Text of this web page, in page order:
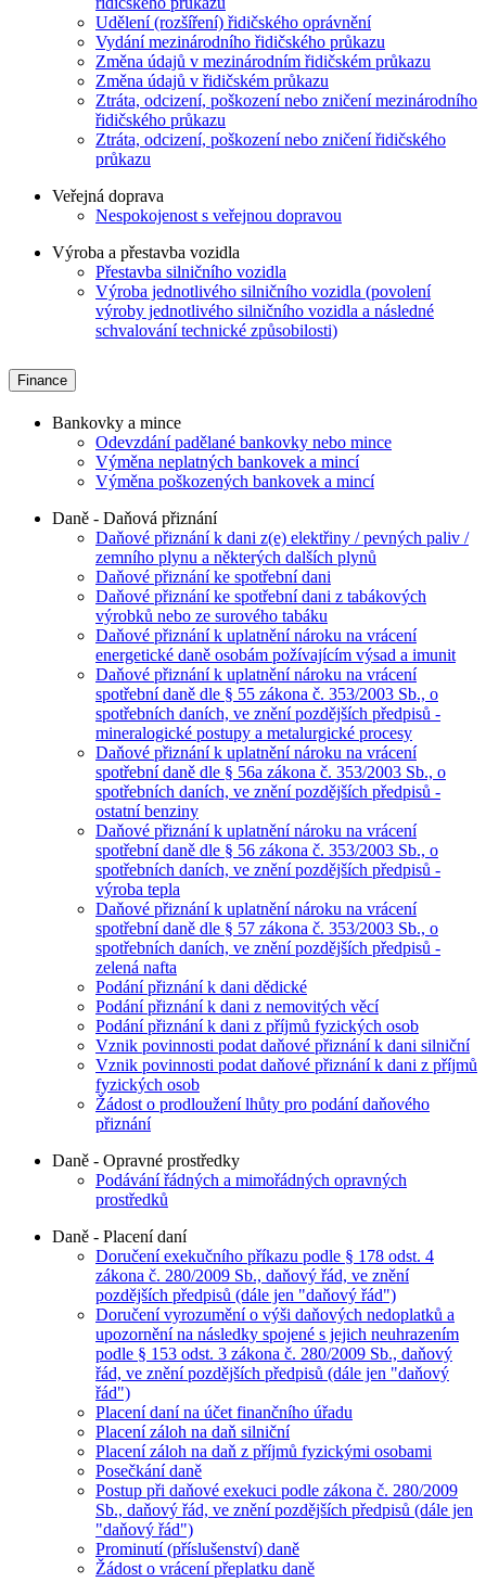
Udělení (rozšíření) řidičského oprávnění
Vydání mezinárodního řidičského průkazu
Změna údajů v mezinárodním řidičském průkazu
Změna údajů v řidičském průkazu
Ztráta, odcizení, poškození nebo zničení mezinárodního
řidičského průkazu
Ztráta, odcizení, poškození nebo zničení řidičského
průkazu
Veřejná doprava
Nespokojenost s veřejnou dopravou
Výroba a přestavba vozidla
Přestavba silničního vozidla
Výroba jednotlivého silničního vozidla (povolení
výroby jednotlivého silničního vozidla a následné
schvalování technické způsobilosti)
Finance
Bankovky a mince
Odevzdání padělané bankovky nebo mince
Výměna neplatných bankovek a mincí
Výměna poškozených bankovek a mincí
Daně - Daňová přiznání
Daňové přiznání k dani z(e) elektřiny / pevných paliv /
zemního plynu a některých dalších plynů
Daňové přiznání ke spotřební dani
Daňové přiznání ke spotřební dani z tabákových
výrobků nebo ze surového tabáku
Daňové přiznání k uplatnění nároku na vrácení
energetické daně osobám požívajícím výsad a imunit
Daňové přiznání k uplatnění nároku na vrácení
spotřební daně dle § 55 zákona č. 353/2003 Sb., o
spotřebních daních, ve znění pozdějších předpisů -
mineralogické postupy a metalurgické procesy
Daňové přiznání k uplatnění nároku na vrácení
spotřební daně dle § 56a zákona č. 353/2003 Sb., o
spotřebních daních, ve znění pozdějších předpisů -
ostatní benziny
Daňové přiznání k uplatnění nároku na vrácení
spotřební daně dle § 56 zákona č. 353/2003 Sb., o
spotřebních daních, ve znění pozdějších předpisů -
výroba tepla
Daňové přiznání k uplatnění nároku na vrácení
spotřební daně dle § 57 zákona č. 353/2003 Sb., o
spotřebních daních, ve znění pozdějších předpisů -
zelená nafta
Podání přiznání k dani dědické
Podání přiznání k dani z nemovitých věcí
Podání přiznání k dani z příjmů fyzických osob
Vznik povinnosti podat daňové přiznání k dani silniční
Vznik povinnosti podat daňové přiznání k dani z příjmů
fyzických osob
Žádost o prodloužení lhůty pro podání daňového
přiznání
Daně - Opravné prostředky
Podávání řádných a mimořádných opravných
prostředků
Daně - Placení daní
Doručení exekučního příkazu podle § 178 odst. 4
zákona č. 280/2009 Sb., daňový řád, ve znění
pozdějších předpisů (dále jen "daňový řád")
Doručení vyrozumění o výši daňových nedoplatků a
upozornění na následky spojené s jejich neuhrazením
podle § 153 odst. 3 zákona č. 280/2009 Sb., daňový
řád, ve znění pozdějších předpisů (dále jen "daňový
řád")
Placení daní na účet finančního úřadu
Placení záloh na daň silniční
Placení záloh na daň z příjmů fyzickými osobami
Posečkání daně
Postup při daňové exekuci podle zákona č. 280/2009
Sb., daňový řád, ve znění pozdějších předpisů (dále jen
"daňový řád")
Prominutí (příslušenství) daně
Žádost o vrácení přeplatku daně